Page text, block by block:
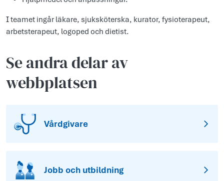
I teamet ingår läkare, sjuksköterska, kurator, fysioterapeut,
arbetsterapeut, logoped och dietist.
Se andra delar av
webbplatsen
Vårdgivare
Jobb och utbildning